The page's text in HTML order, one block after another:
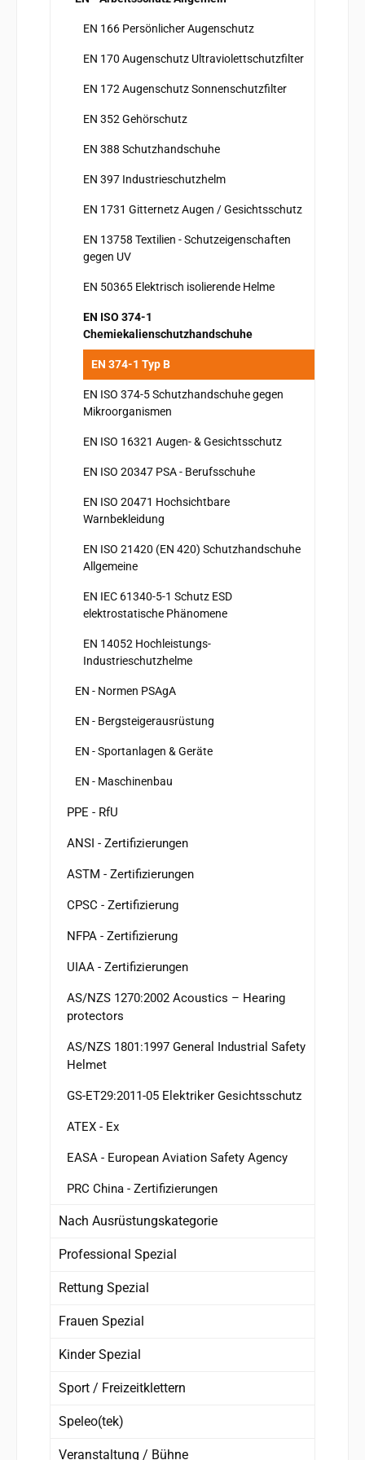
EN 166 Persönlicher Augenschutz
EN 170 Augenschutz Ultraviolettschutzfilter
EN 172 Augenschutz Sonnenschutzfilter
EN 352 Gehörschutz
EN 388 Schutzhandschuhe
EN 397 Industrieschutzhelm
EN 1731 Gitternetz Augen / Gesichtsschutz
EN 13758 Textilien - Schutzeigenschaften
gegen UV
EN 50365 Elektrisch isolierende Helme
EN ISO 374-1
Chemiekalienschutzhandschuhe
EN 374-1 Typ B
EN ISO 374-5 Schutzhandschuhe gegen
Mikroorganismen
EN ISO 16321 Augen- & Gesichtsschutz
EN ISO 20347 PSA - Berufsschuhe
EN ISO 20471 Hochsichtbare
Warnbekleidung
EN ISO 21420 (EN 420) Schutzhandschuhe
Allgemeine
EN IEC 61340-5-1 Schutz ESD
elektrostatische Phänomene
EN 14052 Hochleistungs-
Industrieschutzhelme
EN - Normen PSAgA
EN - Bergsteigerausrüstung
EN - Sportanlagen & Geräte
EN - Maschinenbau
PPE - RfU
ANSI - Zertifizierungen
ASTM - Zertifizierungen
CPSC - Zertifizierung
NFPA - Zertifizierung
UIAA - Zertifizierungen
AS/NZS 1270:2002 Acoustics – Hearing
protectors
AS/NZS 1801:1997 General Industrial Safety
Helmet
GS-ET29:2011-05 Elektriker Gesichtsschutz
ATEX - Ex
EASA - European Aviation Safety Agency
PRC China - Zertifizierungen
Nach Ausrüstungskategorie
Professional Spezial
Rettung Spezial
Frauen Spezial
Kinder Spezial
Sport / Freizeitklettern
Speleo(tek)
Veranstaltung / Bühne